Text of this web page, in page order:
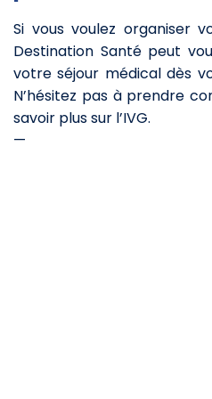
Si vous voulez organiser
Destination Santé peut
votre séjour médical dès
N’hésitez pas à prendre
savoir plus sur l’IVG.
—